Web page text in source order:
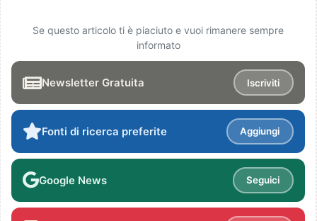
Se questo articolo ti è piaciuto e vuoi rimanere sempre
informato
Newsletter Gratuita Iscriviti
Fonti di ricerca preferite Aggiungi
Google News Seguici